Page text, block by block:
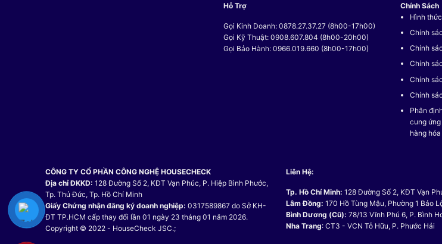
Hỗ Trợ
Gọi Kinh Doanh: 0878.27.37.27 (8h00-17h00)
Gọi Kỹ Thuật: 0908.607.804 (8h00-20h00)
Gọi Bảo Hành: 0966.019.660 (8h00-17h00)
Chính Sách
Hình
Chính
Chính
Chính
Chính
Chính
Phân
cung
hàng
CÔNG TY CỔ PHẦN CÔNG NGHỆ HOUSECHECK
Địa chỉ ĐKKD: 128 Đường Số 2, KĐT Vạn Phúc, P. Hiệp Bình Phước,
Tp. Thủ Đức, Tp. Hồ Chí Minh
Giấy Chứng nhận đăng ký doanh nghiệp: 0317589867 do Sở KH-
ĐT TP.HCM cấp thay đổi lần 01 ngày 23 tháng 01 năm 2026.
Copyright © 2022 - HouseCheck JSC.;
Liên Hệ:
Tp. Hồ Chí Minh: 128 Đường Số 2, KĐT Vạn
Lâm Đồng: 170 Hồ Tùng Mậu, Phường 1 Bảo
Bình Dương (Cũ): 78/13 Vĩnh Phú 6, P. Bình
Nha Trang: CT3 - VCN Tỗ Hữu, P. Phước Hải